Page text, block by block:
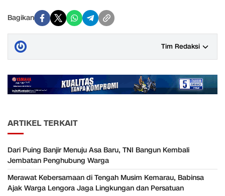
Bagikan
Tim Redaksi
ARTIKEL TERKAIT
Dari Puing Banjir Menuju Asa Baru, TNI Bangun Kembali
Jembatan Penghubung Warga
Merawat Kebersamaan di Tengah Musim Kemarau, Babinsa
Ajak Warga Lengora Jaga Lingkungan dan Persatuan